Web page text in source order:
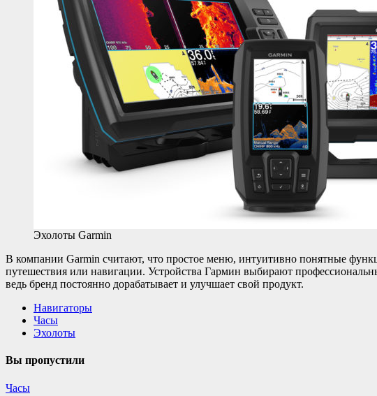
Эхолоты Garmin
В компании Garmin считают, что простое меню, интуитивно понятные
путешествия или навигации. Устройства Гармин выбирают
ведь бренд постоянно дорабатывает и улучшает свой продукт.
Навигаторы
Часы
Эхолоты
Вы пропустили
Часы